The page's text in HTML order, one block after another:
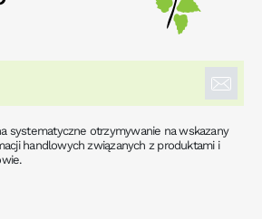
systematyczne otrzymywanie na wskazany
handlowych związanych z produktami i